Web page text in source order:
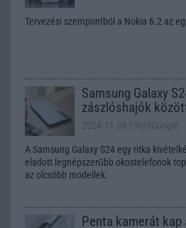
Tervezési szempontból a Nokia 6.2 az
Samsung Galaxy
zászlóshajók
2024.11.08 | 9to5Google
A Samsung Galaxy S24 egy ritka
eladott legnépszerűbb okostelefonok
az olcsóbb modellek.
Penta kamerát kap